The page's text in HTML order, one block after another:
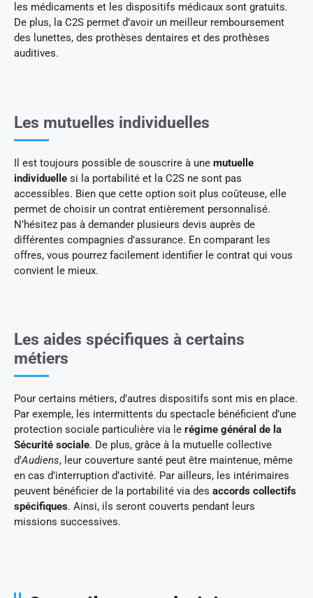
les médicaments et les dispositifs médicaux sont gratuits.
De plus, la C2S permet d’avoir un meilleur remboursement
des lunettes, des prothèses dentaires et des prothèses
auditives.
Les mutuelles individuelles
Il est toujours possible de souscrire à une mutuelle
individuelle si la portabilité et la C2S ne sont pas
accessibles. Bien que cette option soit plus coûteuse, elle
permet de choisir un contrat entièrement personnalisé.
N’hésitez pas à demander plusieurs devis auprès de
différentes compagnies d’assurance. En comparant les
offres, vous pourrez facilement identifier le contrat qui vous
convient le mieux.
Les aides spécifiques à certains
métiers
Pour certains métiers, d’autres dispositifs sont mis en place.
Par exemple, les intermittents du spectacle bénéficient d’une
protection sociale particulière via le régime général de la
Sécurité sociale. De plus, grâce à la mutuelle collective
d’Audiens, leur couverture santé peut être maintenue, même
en cas d’interruption d’activité. Par ailleurs, les intérimaires
peuvent bénéficier de la portabilité via des accords collectifs
spécifiques. Ainsi, ils seront couverts pendant leurs
missions successives.